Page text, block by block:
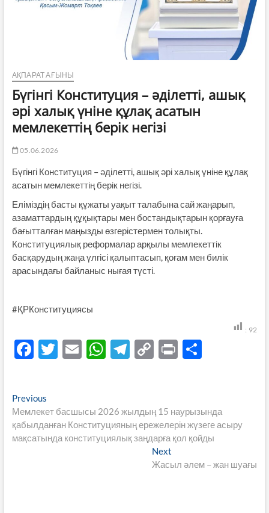
АҚПАРАТ АҒЫНЫ
Бүгінгі Конституция – әділетті, ашық
әрі халық үніне құлақ асатын
мемлекеттің берік негізі
05.06.2026
Бүгінгі Конституция – әділетті, ашық әрі халық үніне құлақ
асатын мемлекеттің берік негізі.
Еліміздің басты құжаты уақыт талабына сай жаңарып,
азаматтардың құқықтары мен бостандықтарын қорғауға
бағытталған маңызды өзгерістермен толықты.
Конституциялық реформалар арқылы мемлекеттік
басқарудың жаңа үлгісі қалыптасып, қоғам мен билік
арасындағы байланыс нығая түсті.
#ҚРКонституциясы
: 92
F
b
o
o
T
er
E W
s
A
p
T
gr
a
m
C
y
Li
n
k
P S
e
Навигация
по
записям
PreviousPrevious
post:
Мемлекет басшысы 2026 жылдың 15 наурызында
қабылданған Конституцияның ережелерін жүзеге асыру
мақсатында конституциялық заңдарға қол қойды
Next
post:
Жасыл әлем – жан шуағы